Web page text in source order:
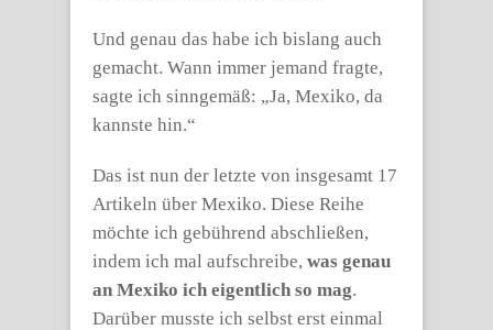
Und genau das habe ich bislang auch
gemacht. Wann immer jemand fragte,
sagte ich sinngemäß: „Ja, Mexiko, da
kannste hin.“
Das ist nun der letzte von insgesamt 17
Artikeln über Mexiko. Diese Reihe
möchte ich gebührend abschließen,
indem ich mal aufschreibe, was genau
an Mexiko ich eigentlich so mag.
Darüber musste ich selbst erst einmal